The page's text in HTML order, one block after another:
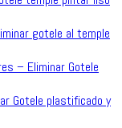
gotele al temple
– Eliminar Gotele
Gotele plastificado y